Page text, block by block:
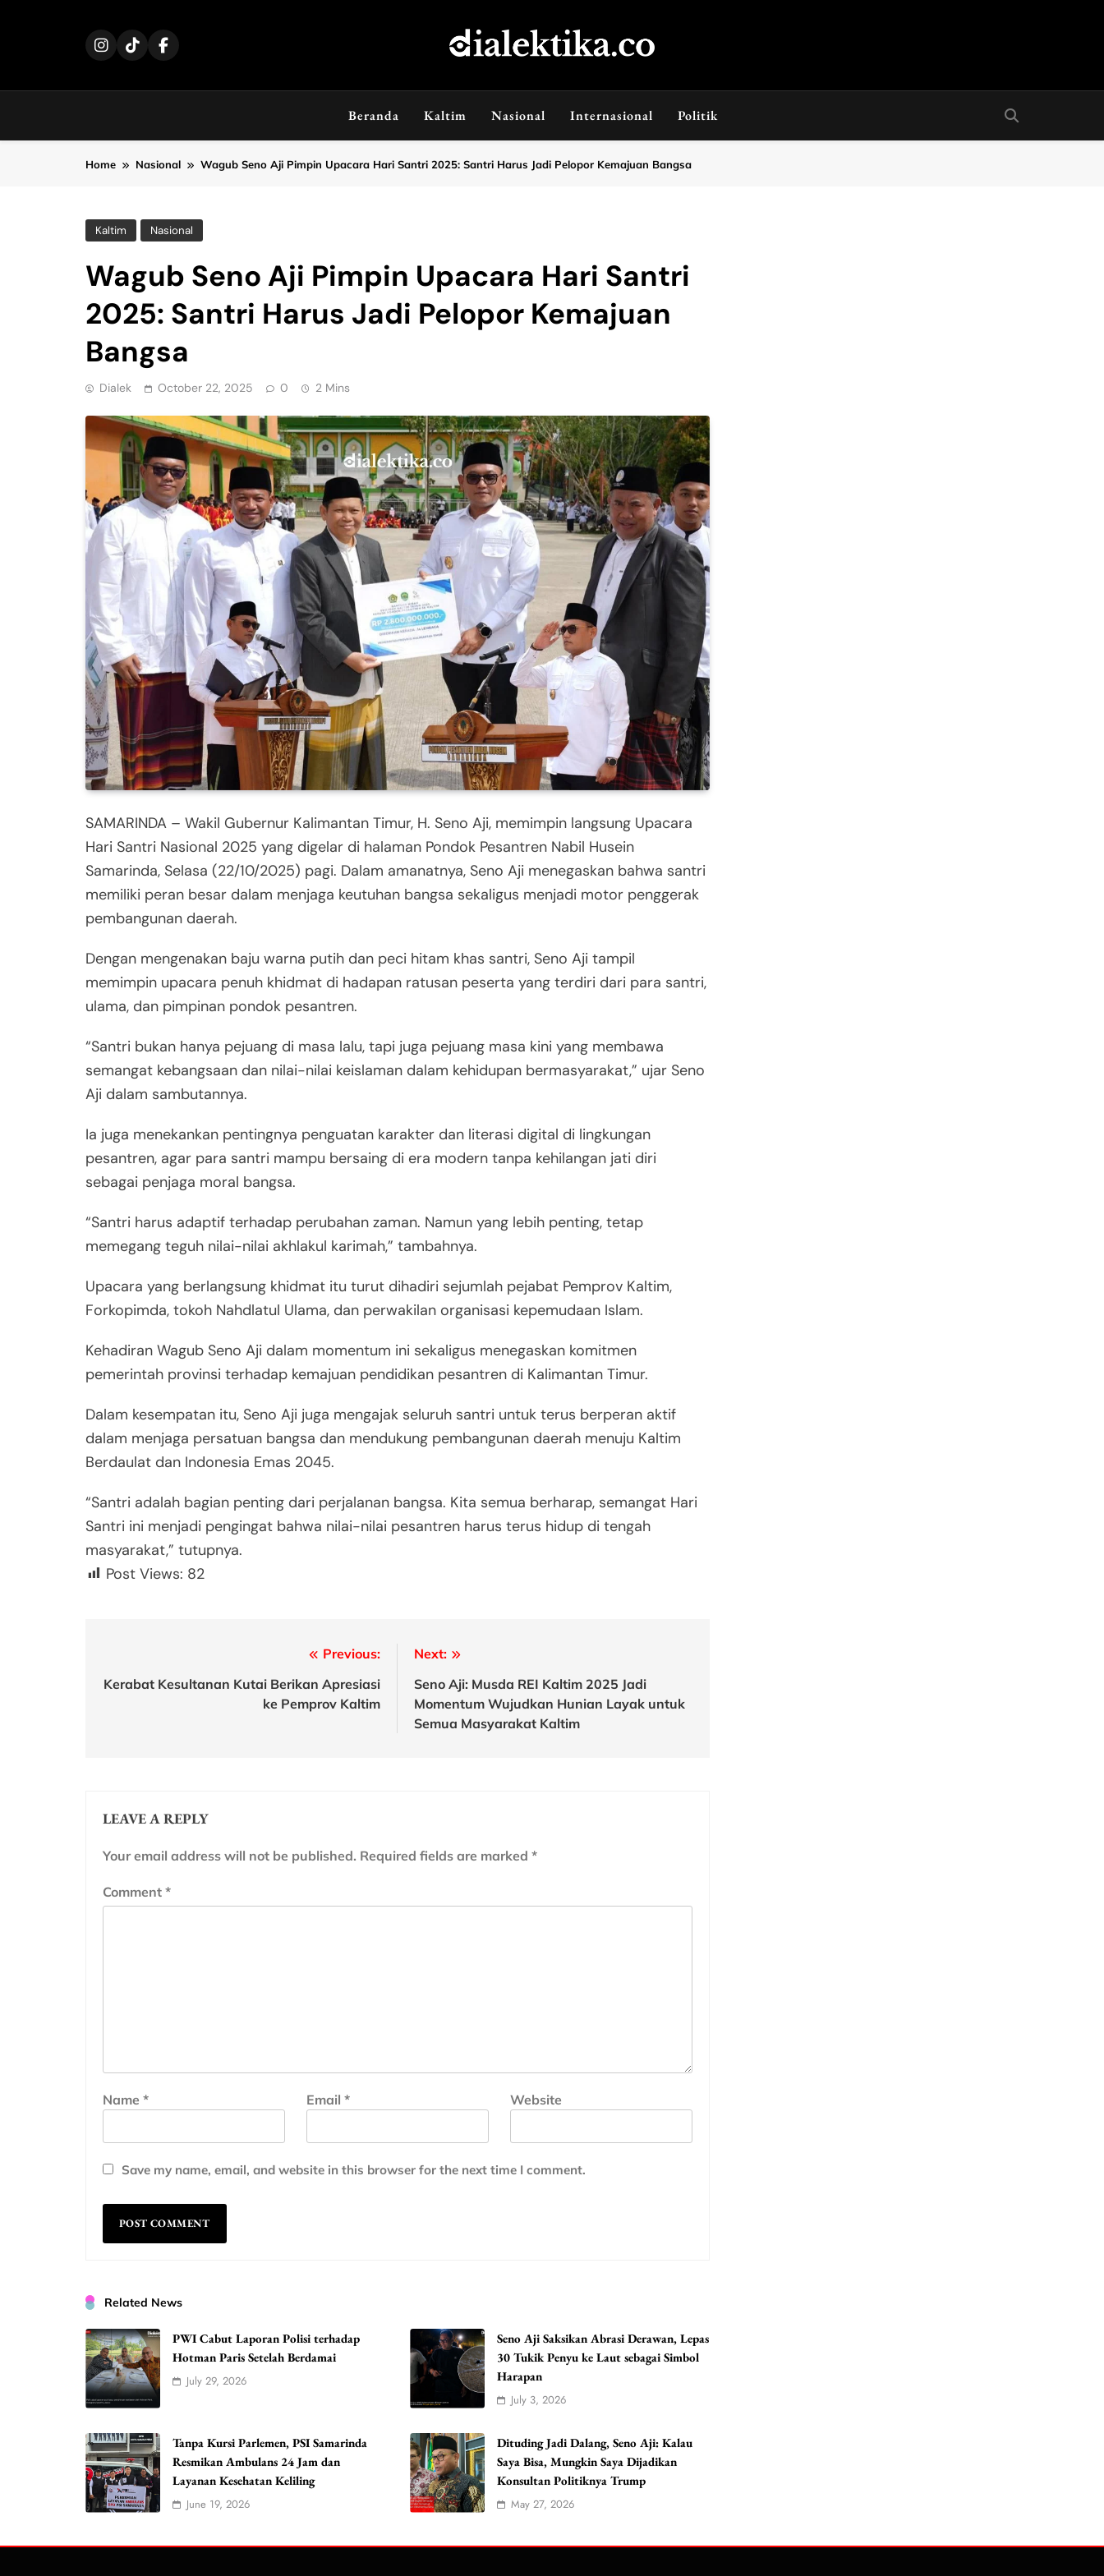
dialektika
Beranda Kaltim Nasional Internasional Politik
Home Nasional Wagub Seno Aji Pimpin Upacara Hari Santri 2025: Santri Harus Jadi Pelopor Kemajuan Bangsa
Kaltim Nasional
Wagub Seno Aji Pimpin Upacara Hari Santri
2025: Santri Harus Jadi Pelopor Kemajuan
Bangsa
Dialek October 22, 2025 0 2 Mins
SAMARINDA – Wakil Gubernur Kalimantan Timur, H. Seno Aji, memimpin langsung Upacara
Hari Santri Nasional 2025 yang digelar di halaman Pondok Pesantren Nabil Husein
Samarinda, Selasa (22/10/2025) pagi. Dalam amanatnya, Seno Aji menegaskan bahwa santri
memiliki peran besar dalam menjaga keutuhan bangsa sekaligus menjadi motor penggerak
pembangunan daerah.
Dengan mengenakan baju warna putih dan peci hitam khas santri, Seno Aji tampil
memimpin upacara penuh khidmat di hadapan ratusan peserta yang terdiri dari para santri,
ulama, dan pimpinan pondok pesantren.
“Santri bukan hanya pejuang di masa lalu, tapi juga pejuang masa kini yang membawa
semangat kebangsaan dan nilai-nilai keislaman dalam kehidupan bermasyarakat,” ujar Seno
Aji dalam sambutannya.
Ia juga menekankan pentingnya penguatan karakter dan literasi digital di lingkungan
pesantren, agar para santri mampu bersaing di era modern tanpa kehilangan jati diri
sebagai penjaga moral bangsa.
“Santri harus adaptif terhadap perubahan zaman. Namun yang lebih penting, tetap
memegang teguh nilai-nilai akhlakul karimah,” tambahnya.
Upacara yang berlangsung khidmat itu turut dihadiri sejumlah pejabat Pemprov Kaltim,
Forkopimda, tokoh Nahdlatul Ulama, dan perwakilan organisasi kepemudaan Islam.
Kehadiran Wagub Seno Aji dalam momentum ini sekaligus menegaskan komitmen
pemerintah provinsi terhadap kemajuan pendidikan pesantren di Kalimantan Timur.
Dalam kesempatan itu, Seno Aji juga mengajak seluruh santri untuk terus berperan aktif
dalam menjaga persatuan bangsa dan mendukung pembangunan daerah menuju Kaltim
Berdaulat dan Indonesia Emas 2045.
“Santri adalah bagian penting dari perjalanan bangsa. Kita semua berharap, semangat Hari
Santri ini menjadi pengingat bahwa nilai-nilai pesantren harus terus hidup di tengah
masyarakat,” tutupnya.
Post Views: 82
navigation
Previous:
Kerabat Kesultanan Kutai Berikan Apresiasi
ke Pemprov Kaltim
Next:
Seno Aji: Musda REI Kaltim 2025 Jadi
Momentum Wujudkan Hunian Layak untuk
Semua Masyarakat Kaltim
LEAVE A REPLY
Your email address will not be published. Required fields are marked *
Comment *
Name * Email* Website
Save my name, email, and website in this browser for the next time I comment.
Related News
PWI Cabut Laporan Polisi terhadap
Hotman Paris Setelah Berdamai
July 29, 2026
Seno Aji Saksikan Abrasi Derawan, Lepas
30 Tukik Penyu ke Laut sebagai Simbol
Harapan
July 3, 2026
Tanpa Kursi Parlemen, PSI Samarinda
Resmikan Ambulans 24 Jam dan
Layanan Kesehatan Keliling
June 19, 2026
Dituding Jadi Dalang, Seno Aji: Kalau
Saya Bisa, Mungkin Saya Dijadikan
Konsultan Politiknya Trump
May 27, 2026